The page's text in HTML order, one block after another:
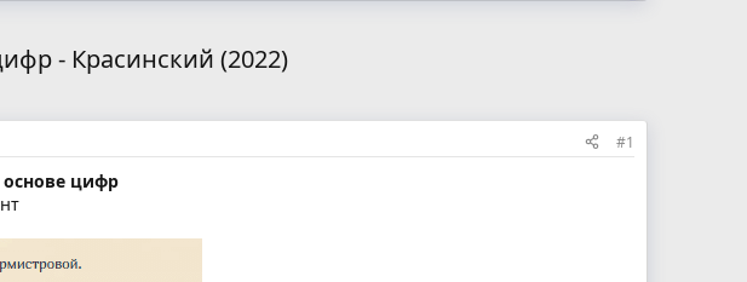
- Красинский (2022)
#1
цифр